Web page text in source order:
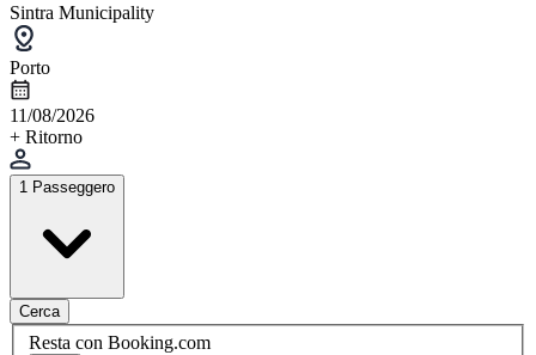
Sintra Municipality
Porto
11/08/2026
+ Ritorno
1 Passeggero
Cerca
Resta con Booking.com